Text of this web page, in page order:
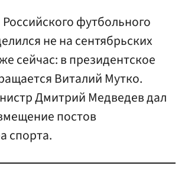
футбольного
не на сентябрьских
сейчас: в президентское
Виталий Мутко.
Дмитрий Медведев дал
постов
спорта.